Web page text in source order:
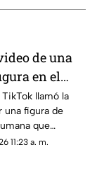
de una
en el
la antigua
de
llamó la
una figura de
que
en el
11:23 a. m.